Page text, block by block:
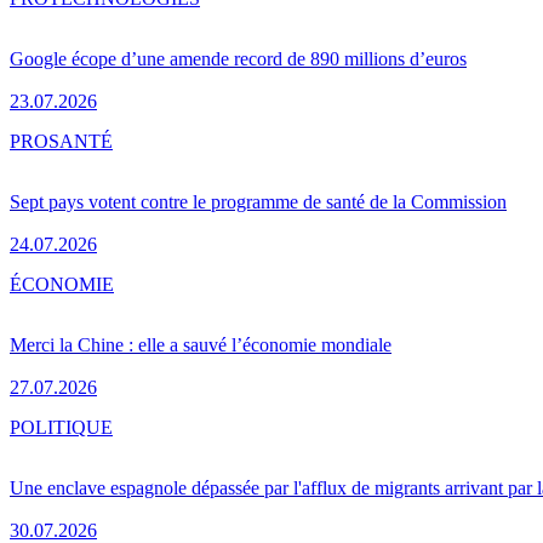
Google écope d’une amende record de 890 millions d’euros
23.07.2026
Sept pays votent contre le programme de santé de la Commission
24.07.2026
PROSANTÉ
Merci la Chine : elle a sauvé l’économie mondiale
27.07.2026
ÉCONOMIE
Une enclave espagnole dépassée par l'afflux de migrants arrivant par
30.07.2026
POLITIQUE